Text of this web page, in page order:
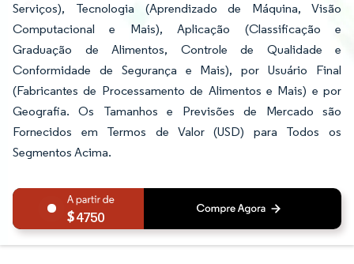
Serviços), Tecnologia (Aprendizado de Máquina, Visão
Computacional e Mais), Aplicação (Classificação e
Graduação de Alimentos, Controle de Qualidade e
Conformidade de Segurança e Mais), por Usuário Final
(Fabricantes de Processamento de Alimentos e Mais) e por
Geografia. Os Tamanhos e Previsões de Mercado são
Fornecidos em Termos de Valor (USD) para Todos os
Segmentos Acima.
4750